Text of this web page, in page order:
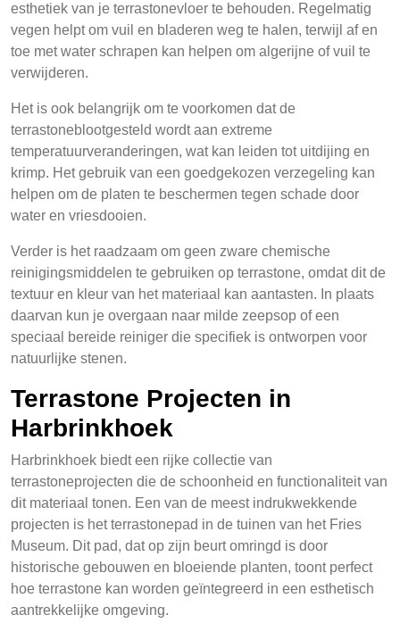
esthetiek van je terrastonevloer te behouden. Regelmatig
vegen helpt om vuil en bladeren weg te halen, terwijl af en
toe met water schrapen kan helpen om algerijne of vuil te
verwijderen.
Het is ook belangrijk om te voorkomen dat de
terrastoneblootgesteld wordt aan extreme
temperatuurveranderingen, wat kan leiden tot uitdijing en
krimp. Het gebruik van een goedgekozen verzegeling kan
helpen om de platen te beschermen tegen schade door
water en vriesdooien.
Verder is het raadzaam om geen zware chemische
reinigingsmiddelen te gebruiken op terrastone, omdat dit de
textuur en kleur van het materiaal kan aantasten. In plaats
daarvan kun je overgaan naar milde zeepsop of een
speciaal bereide reiniger die specifiek is ontworpen voor
natuurlijke stenen.
Terrastone Projecten in
Harbrinkhoek
Harbrinkhoek biedt een rijke collectie van
terrastoneprojecten die de schoonheid en functionaliteit van
dit materiaal tonen. Een van de meest indrukwekkende
projecten is het terrastonepad in de tuinen van het Fries
Museum. Dit pad, dat op zijn beurt omringd is door
historische gebouwen en bloeiende planten, toont perfect
hoe terrastone kan worden geïntegreerd in een esthetisch
aantrekkelijke omgeving.